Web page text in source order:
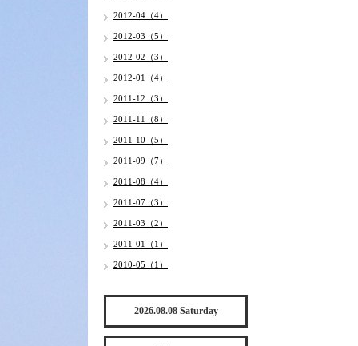
2012-04（4）
2012-03（5）
2012-02（3）
2012-01（4）
2011-12（3）
2011-11（8）
2011-10（5）
2011-09（7）
2011-08（4）
2011-07（3）
2011-03（2）
2011-01（1）
2010-05（1）
2026.08.08 Saturday